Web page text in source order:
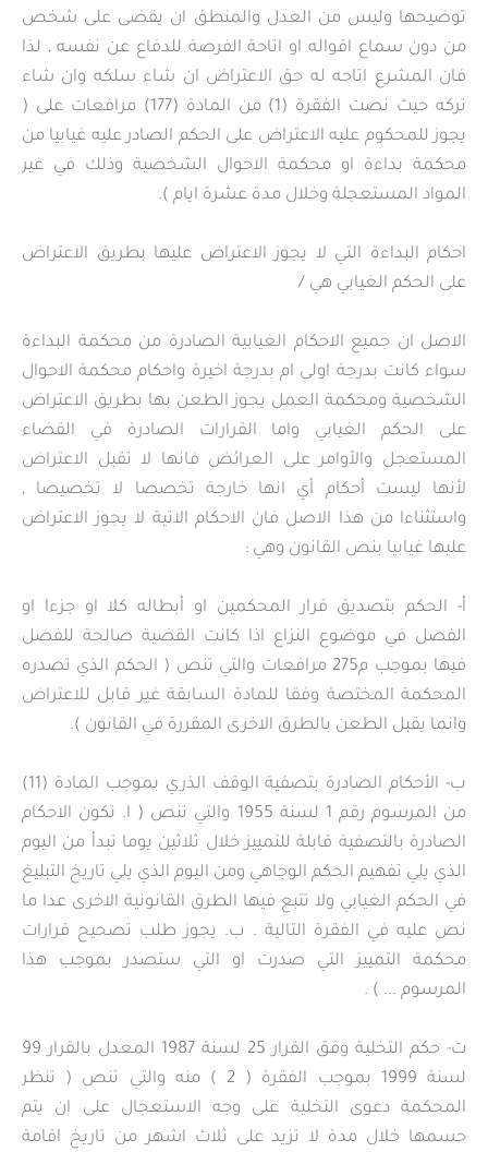
توضيحها وليس من العدل والمنطق ان يقضى على شخص
من دون سماع اقواله او اتاحة الفرصة للدفاع عن نفسه , لذا
فان المشرع اتاحه له حق الاعتراض ان شاء سلكه وان شاء
تركه حيث نصت الفقرة (1) من المادة (177) مرافعات على (
يجوز للمحكوم عليه الاعتراض على الحكم الصادر عليه غيابيا من
محكمة بداءة او محكمة الاحوال الشخصية وذلك في غير
المواد المستعجلة وخلال مدة عشرة ايام ).
احكام البداءة التي لا يجوز الاعتراض عليها بطريق الاعتراض
على الحكم الغيابي هي /
الاصل ان جميع الاحكام الغيابية الصادرة من محكمة البداءة
سواء كانت بدرجة اولى ام بدرجة اخيرة واحكام محكمة الاحوال
الشخصية ومحكمة العمل يجوز الطعن بها بطريق الاعتراض
على الحكم الغيابي واما القرارات الصادرة في القضاء
المستعجل والأوامر على العرائض فانها لا تقبل الاعتراض
لأنها ليست أحكام أي انها خارجة تخصصا لا تخصيصا ,
واستثناءا من هذا الاصل فان الاحكام الاتية لا يجوز الاعتراض
عليها غيابيا بنص القانون وهي :
أ‌- الحكم بتصديق قرار المحكمين او أبطاله كلا او جزءا او
الفصل في موضوع النزاع اذا كانت القضية صالحة للفصل
فيها بموجب م275 مرافعات والتي تنص ( الحكم الذي تصدره
المحكمة المختصة وفقا للمادة السابقة غير قابل للاعتراض
وانما يقبل الطعن بالطرق الاخرى المقررة في القانون ).
ب‌- الأحكام الصادرة بتصفية الوقف الذري بموجب المادة (11)
من المرسوم رقم 1 لسنة 1955 والتي تنص ( ا. تكون الاحكام
الصادرة بالتصفية قابلة للتمييز خلال ثلاثين يوما تبدأ من اليوم
الذي يلي تفهيم الحكم الوجاهي ومن اليوم الذي يلي تاريخ التبليغ
في الحكم الغيابي ولا تتبع فيها الطرق القانونية الاخرى عدا ما
نص عليه في الفقرة التالية . ب. يجوز طلب تصحيح قرارات
محكمة التمييز التي صدرت او التي ستصدر بموجب هذا
المرسوم ... ) .
ت‌- حكم التخلية وفق القرار 25 لسنة 1987 المعدل بالقرار 99
لسنة 1999 بموجب الفقرة ( 2 ) منه والتي تنص ( تنظر
المحكمة دعوى التخلية على وجه الاستعجال على ان يتم
حسمها خلال مدة لا تزيد على ثلاث اشهر من تاريخ اقامة